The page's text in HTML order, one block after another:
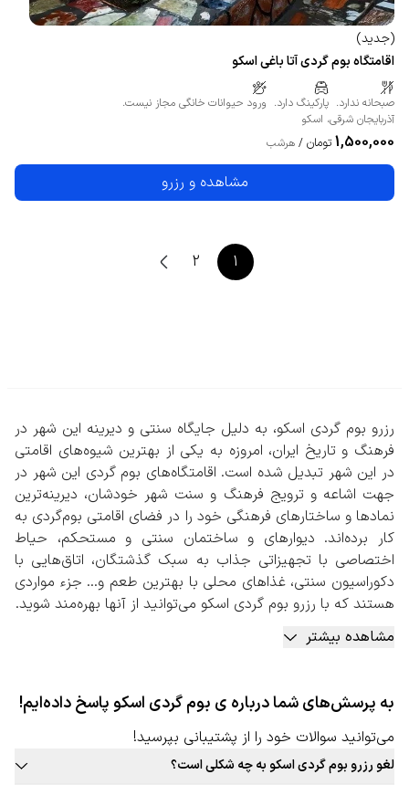
(جدید)
اقامتگاه بوم گردی آتا باغی اسکو
صبحانه ندارد. پارکینگ دارد. ورود حیوانات خانگی مجاز نیست.
آذربایجان شرقی، اسکو
1,500,000 تومان / هرشب
مشاهده و رزرو
1
2
رزرو بوم گردی اسکو، به دلیل جایگاه سنتی و دیرینه این شهر در
فرهنگ و تاریخ ایران، امروزه به یکی از بهترین شیوه‌های اقامتی
در این شهر تبدیل شده است. اقامتگاه‌های بوم گردی‌ این شهر در
جهت اشاعه و ترویج فرهنگ و سنت شهر خودشان، دیرینه‌ترین
نمادها و ساختارهای فرهنگی خود را در فضای اقامتی بوم‌گردی به
کار برده‌اند. دیوارهای و ساختمان سنتی و مستحکم، حیاط
اختصاصی با تجهیزاتی جذاب به سبک گذشتگان، اتاق‌هایی با
دکوراسیون سنتی، غذاهای محلی با بهترین طعم و… جزء مواردی
هستند که با رزرو بوم گردی اسکو می‌توانید از آنها بهره‌مند شوید.
به جز موارد بالا، دورهمی‌های دوستانه در فضای بوم‌گردی کنار
میزبان و سایر مهمانان، کسب تجربه‌هایی جذاب در پخت
کشاورزی، بازارهای سنتی و بومی، گردشگری بومی به همراه
راهنمای تور و… جزء مواردی است که در بعضی از بومگردی‌های
این شهر قابل استفاده است.
رزرو بوم گردی اسکو به صورت آنلاین
با توجه به بافت سنتی این شهر پیشنهاد می‌شود حتما در سایت
مشاهده بیشتر
به پرسش‌های شما درباره ی بوم گردی اسکو پاسخ داده‌ایم!
می‌توانید سوالات خود را از پشتیبانی بپرسید!
لغو رزرو بوم گردی اسکو به چه شکلی است؟